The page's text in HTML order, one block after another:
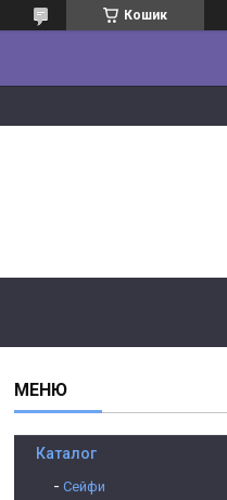
Кошик
Каталог
Сейфи